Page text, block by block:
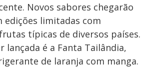
Novos sabores chegarão
edições limitadas com
típicas de diversos países.
lançada é a Fanta Tailândia,
de laranja com manga.